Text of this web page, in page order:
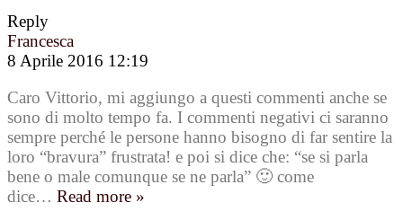
Reply
Francesca
8 Aprile 2016 12:19
Caro Vittorio, mi aggiungo a questi commenti anche se
sono di molto tempo fa. I commenti negativi ci saranno
sempre perché le persone hanno bisogno di far sentire la
loro “bravura” frustrata! e poi si dice che: “se si parla
bene o male comunque se ne parla” 🙂 come
dice… Read more »